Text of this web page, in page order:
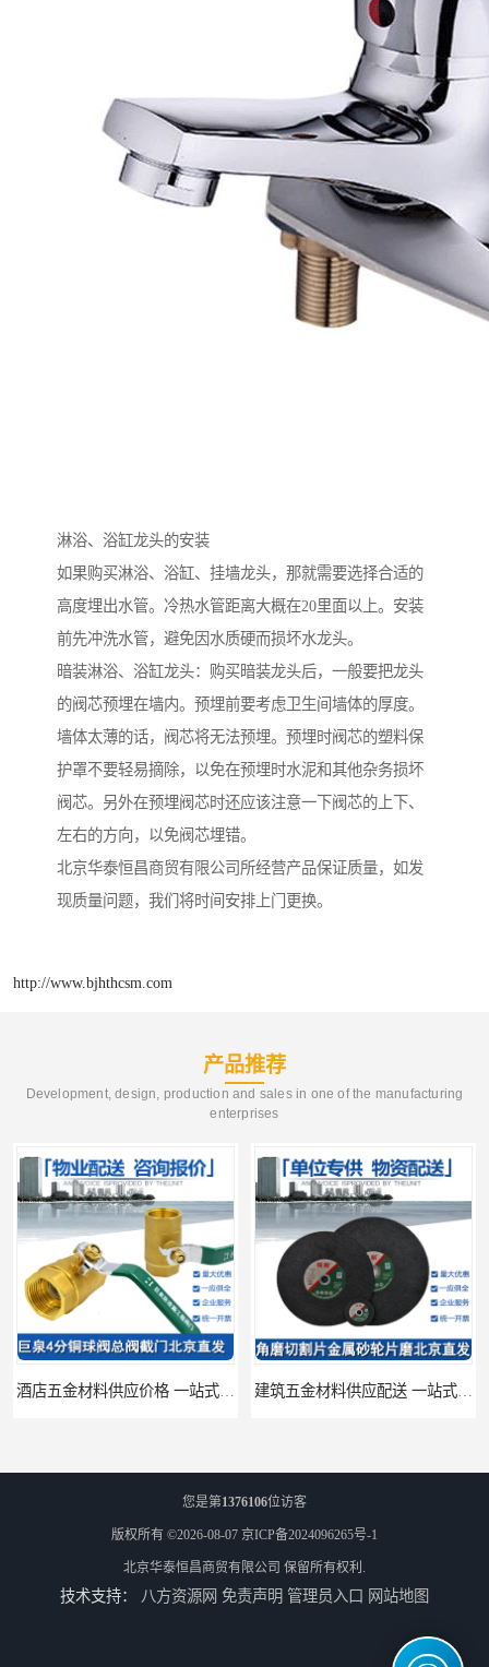
淋浴、浴缸龙头的安装
如果购买淋浴、浴缸、挂墙龙头，那就需要选择合适的
高度埋出水管。冷热水管距离大概在20里面以上。安装
前先冲洗水管，避免因水质硬而损坏水龙头。
暗装淋浴、浴缸龙头：购买暗装龙头后，一般要把龙头
的阀芯预埋在墙内。预埋前要考虑卫生间墙体的厚度。
墙体太薄的话，阀芯将无法预埋。预埋时阀芯的塑料保
护罩不要轻易摘除，以免在预埋时水泥和其他杂务损坏
阀芯。另外在预埋阀芯时还应该注意一下阀芯的上下、
左右的方向，以免阀芯埋错。
北京华泰恒昌商贸有限公司所经营产品保证质量，如发
现质量问题，我们将时间安排上门更换。
http://www.bjhthcsm.com
产品推荐
Development, design, production and sales in one of the manufacturing
enterprises
您是第1376106位访客
版权所有 ©2026-08-07 京ICP备2024096265号-1
北京华泰恒昌商贸有限公司 保留所有权利.
技术支持： 八方资源网 免责声明 管理员入口 网站地图